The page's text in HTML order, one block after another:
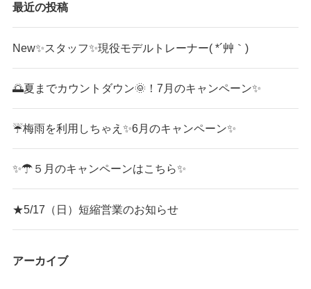
最近の投稿
New✨スタッフ✨現役モデルトレーナー( *´艸｀)
🌅夏までカウントダウン🌞！7月のキャンペーン✨
☔梅雨を利用しちゃえ✨6月のキャンペーン✨
✨☂５月のキャンペーンはこちら✨
★5/17（日）短縮営業のお知らせ
アーカイブ